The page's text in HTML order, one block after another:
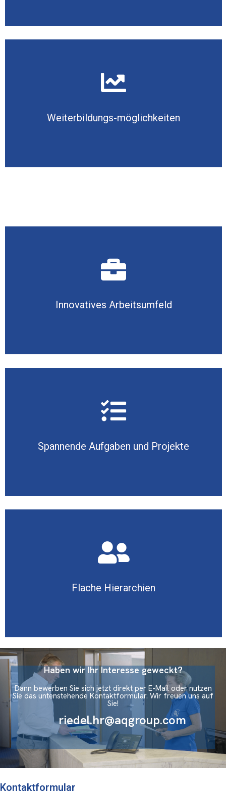
Weiterbildungs-möglichkeiten
Innovatives Arbeitsumfeld
Spannende Aufgaben und Projekte
Flache Hierarchien
Haben wir Ihr Interesse geweckt?
Dann bewerben Sie sich jetzt direkt per E-Mail oder nutzen
Sie das untenstehende Kontaktformular. Wir freuen uns auf
Sie!
riedel.hr@aqgroup.com
Kontaktformular